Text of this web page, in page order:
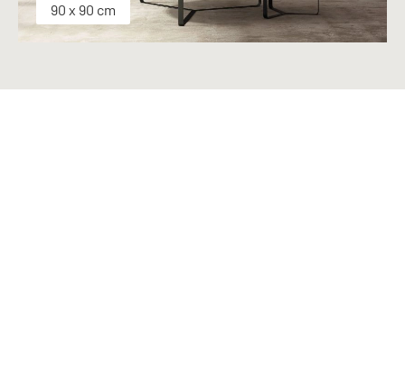
90 x 90 cm